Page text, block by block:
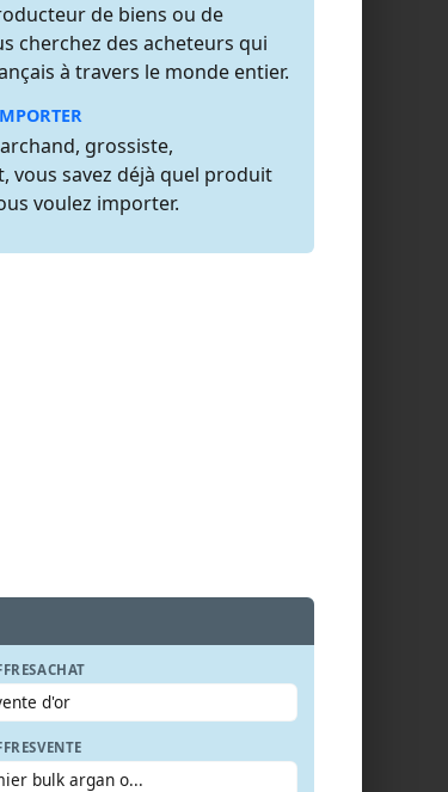
de biens ou de
cherchez des acheteurs qui
à travers le monde entier.
grossiste,
vous savez déjà quel produit
voulez importer.
ACHAT
d'or
VENTE
bulk argan o...